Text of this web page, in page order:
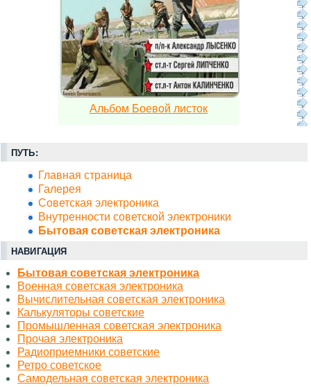
Альбом Боевой листок
ПУТЬ:
Главная страница
Галерея
Советская электроника
Внутренности советской электроники
Бытовая советская электроника
НАВИГАЦИЯ
Бытовая советская электроника
Военная советская электроника
Вычислительная советская электроника
Калькуляторы советские
Промышленная советская электроника
Прочая электроника
Радиоприемники советские
Ретро советское
Самодельная советская электроника